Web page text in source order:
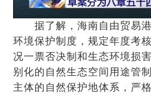
据了解，海南自由贸易港
环境保护制度，规定年度考
况一票否决制和生态环境损
别化的自然生态空间用途管
主体的自然保护地体系，严